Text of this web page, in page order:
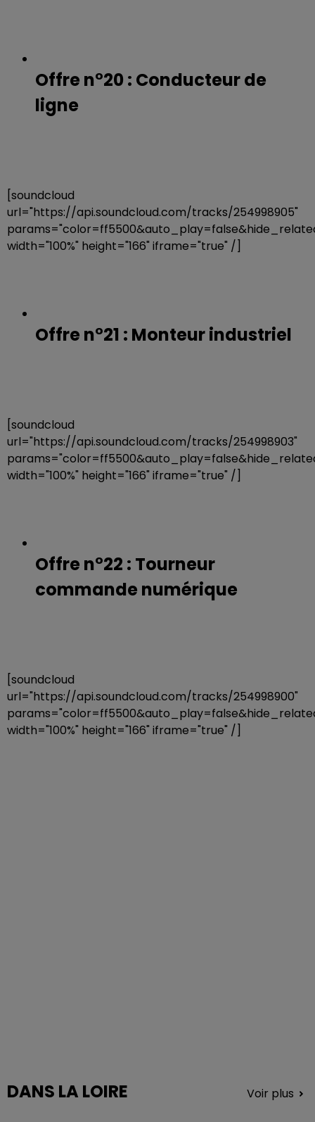
Offre n°20 : Conducteur de
ligne
[soundcloud
url="https://api.soundcloud.com/tracks/254998905"
width="100%" height="166" iframe="true" /]
Offre n°21 : Monteur industriel
[soundcloud
url="https://api.soundcloud.com/tracks/254998903"
width="100%" height="166" iframe="true" /]
Offre n°22 : Tourneur
commande numérique
[soundcloud
url="https://api.soundcloud.com/tracks/254998900"
width="100%" height="166" iframe="true" /]
DANS LA LOIRE Voir plus